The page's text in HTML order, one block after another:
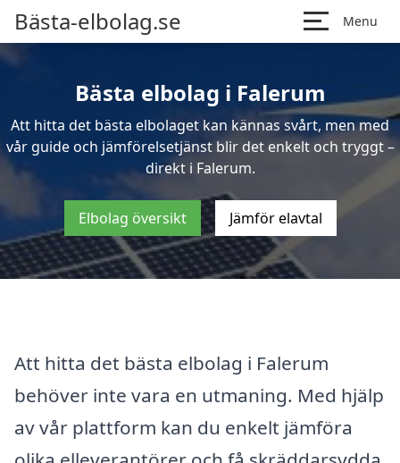
Bästa-elbolag.se Menu
Bästa elbolag i Falerum
Att hitta det bästa elbolaget kan kännas svårt, men med
vår guide och jämförelsetjänst blir det enkelt och tryggt –
direkt i Falerum.
Elbolag översikt Jämför elavtal
Att hitta det bästa elbolag i Falerum
behöver inte vara en utmaning. Med hjälp
av vår plattform kan du enkelt jämföra